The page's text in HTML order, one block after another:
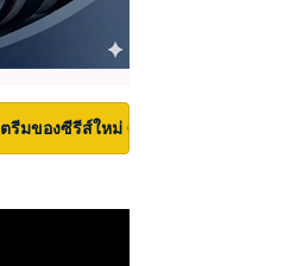
รีมของซีรีส์ใหม่ Carrie บนเวที San